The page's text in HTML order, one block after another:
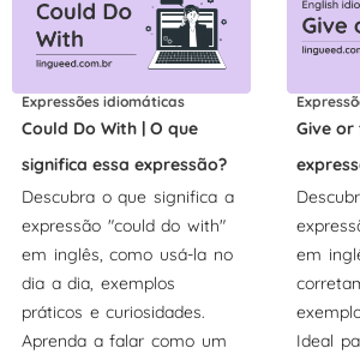
Expressões idiomáticas
Could Do With | O que
significa essa expressão?
Descubra o que significa a
expressão "could do with"
em inglês, como usá-la no
dia a dia, exemplos
práticos e curiosidades.
Aprenda a falar como um
Give or
em
Ideal